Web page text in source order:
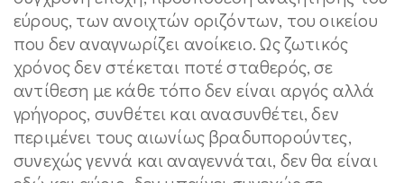
εύρους, των ανοιχτών οριζόντων, του οικείου
που δεν αναγνωρίζει ανοίκειο. Ως ζωτικός
χρόνος δεν στέκεται ποτέ σταθερός, σε
αντίθεση με κάθε τόπο δεν είναι αργός αλλά
γρήγορος, συνθέτει και ανασυνθέτει, δεν
περιμένει τους αιωνίως βραδυπορούντες,
συνεχώς γεννά και αναγεννάται, δεν θα είναι